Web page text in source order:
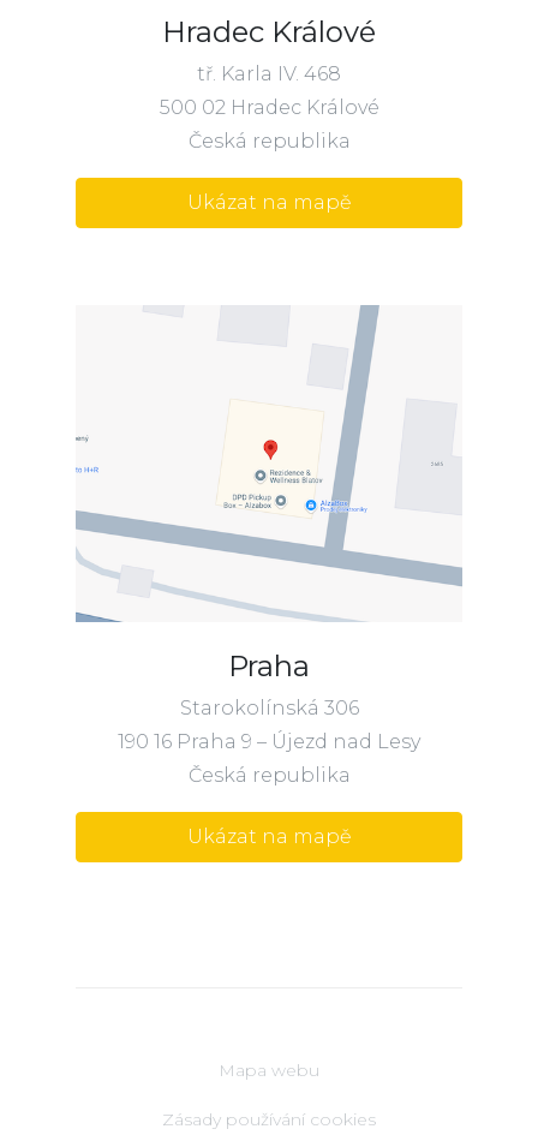
Hradec Králové
tř. Karla IV. 468
500 02 Hradec Králové
Česká republika
Ukázat na mapě
Praha
Starokolínská 306
190 16 Praha 9 – Újezd nad Lesy
Česká republika
Ukázat na mapě
Mapa webu
Zásady používání cookies